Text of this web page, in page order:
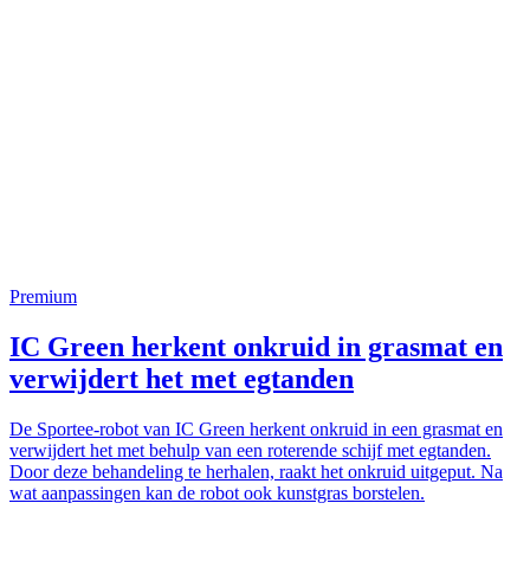
Premium
IC Green herkent onkruid in grasmat en
verwijdert het met egtanden
De Sportee-robot van IC Green herkent onkruid in een grasmat en
verwijdert het met behulp van een roterende schijf met egtanden.
Door deze behandeling te herhalen, raakt het onkruid uitgeput. Na
wat aanpassingen kan de robot ook kunstgras borstelen.